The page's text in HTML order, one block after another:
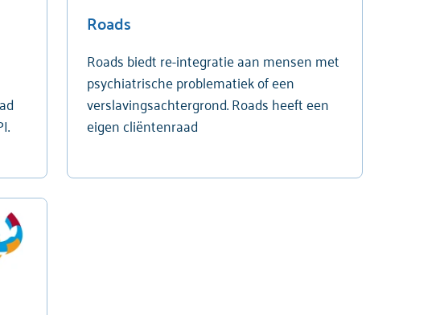
Roads
Roads biedt re-integratie aan mensen met
psychiatrische problematiek of een
verslavingsachtergrond. Roads heeft een
eigen cliëntenraad